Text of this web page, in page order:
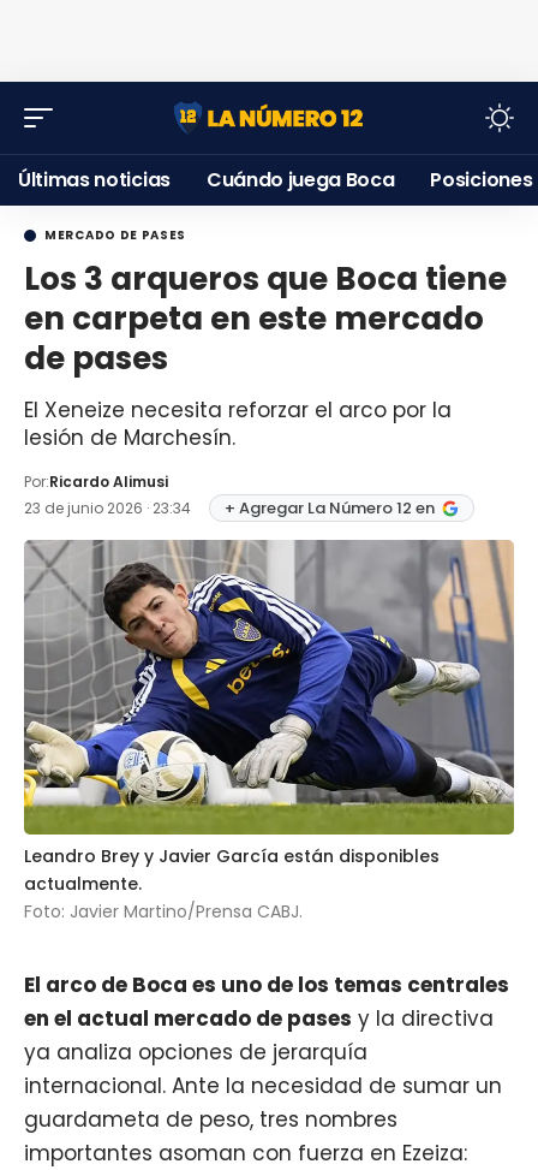
Últimas noticias Cuándo juega Boca Posiciones
MERCADO DE PASES
Los 3 arqueros que Boca tiene
en carpeta en este mercado
de pases
El Xeneize necesita reforzar el arco por la
lesión de Marchesín.
Por:Ricardo Alimusi
23 de junio 2026 · 23:34
+ Agregar La Número 12 en
Leandro Brey y Javier García están disponibles
actualmente.
Foto: Javier Martino/Prensa CABJ.
El arco de Boca es uno de los temas centrales
en el actual mercado de pases y la directiva
ya analiza opciones de jerarquía
internacional. Ante la necesidad de sumar un
guardameta de peso, tres nombres
importantes asoman con fuerza en Ezeiza: